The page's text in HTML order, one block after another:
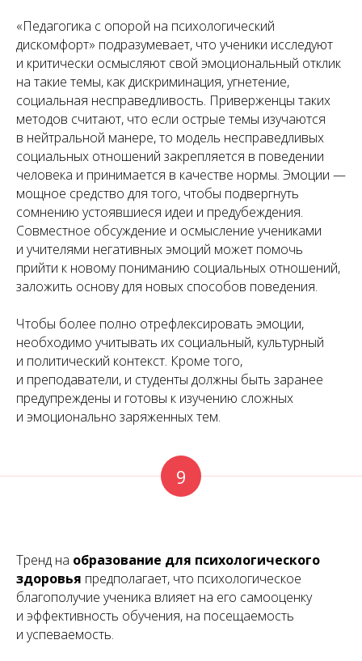
«Педагогика с опорой на психологический
дискомфорт» подразумевает, что ученики исследуют
и критически осмысляют свой эмоциональный отклик
на такие темы, как дискриминация, угнетение,
социальная несправедливость. Приверженцы таких
методов считают, что если острые темы изучаются
в нейтральной манере, то модель несправедливых
социальных отношений закрепляется в поведении
человека и принимается в качестве нормы. Эмоции —
мощное средство для того, чтобы подвергнуть
сомнению устоявшиеся идеи и предубеждения.
Совместное обсуждение и осмысление учениками
и учителями негативных эмоций может помочь
прийти к новому пониманию социальных отношений,
заложить основу для новых способов поведения.
Чтобы более полно отрефлексировать эмоции,
необходимо учитывать их социальный, культурный
и политический контекст. Кроме того,
и преподаватели, и студенты должны быть заранее
предупреждены и готовы к изучению сложных
и эмоционально заряженных тем.
9
Тренд на образование для психологического
здоровья предполагает, что психологическое
благополучие ученика влияет на его самооценку
и эффективность обучения, на посещаемость
и успеваемость.